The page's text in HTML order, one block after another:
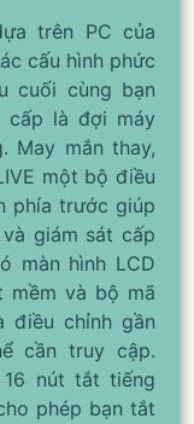
trên PC của
cấu hình phức
cuối cùng bạn
cấp là đợi máy
May mắn thay,
một bộ điều
phía trước giúp
giám sát cấp
màn hình LCD
mềm và bộ mã
điều chỉnh gần
cần truy cập.
nút tắt tiếng
phép bạn tắt